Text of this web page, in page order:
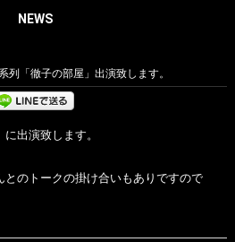
NEWS
「徹子の部屋」出演致します。
出演致します。
のトークの掛け合いもありですので